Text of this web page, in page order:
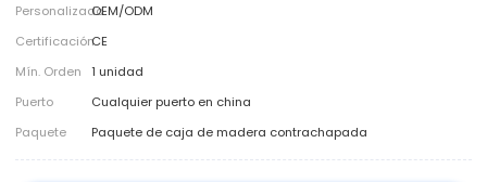
PersonalizadoOEM/ODM
CertificaciónCE
Mín. Orden
1 unidad
Puerto
Cualquier puerto en china
Paquete
Paquete de caja de madera contrachapada